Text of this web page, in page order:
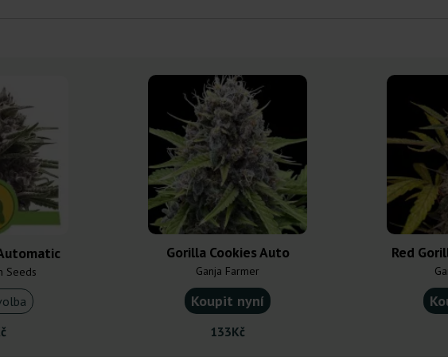
Seeds
Gorilla Cookies Auto
Ganja Farmer
Koupit nyní
133Kč
Red